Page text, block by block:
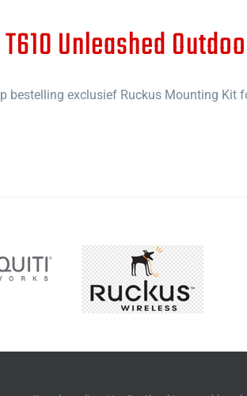
T610 Unleashed
bestelling exclusief Ruckus Mounting Kit